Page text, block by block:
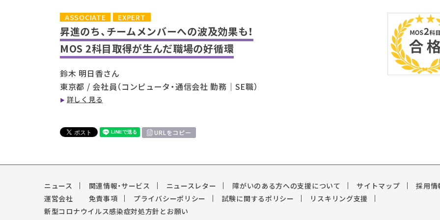
ASSOCIATE EXPERT
昇進のち、チームメンバーへの波及効果も！
MOS 2科目取得が生んだ職場の好循環
鈴木 明日香さん
東京都 / 会社員（コンピュータ・通信会社 勤務｜SE職）
詳しく見る
URLをコピー
ニュース 関連情報・サービス ニュースレター 障がいのある方への支援について サイトマップ
採用情
運営会社
免責事項 プライバシーポリシー 試験に関するポリシー
リスキリング支援
新型コロナウイルス感染症対処方針とお願い